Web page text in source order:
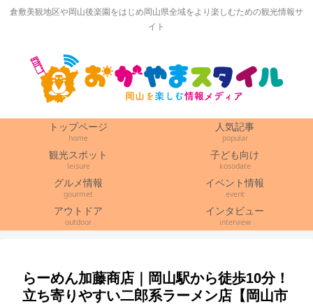
倉敷美観地区や岡山後楽園をはじめ岡山県全域をより楽しむための観光情報サ
イト
トップページ
home
人気記事
popular
観光スポット
leisure
子ども向け
kosodate
グルメ情報
gourmet
イベント情報
event
アウトドア
outdoor
インタビュー
interview
らーめん加藤商店｜岡山駅から徒歩10分！
立ち寄りやすい二郎系ラーメン店【岡山市